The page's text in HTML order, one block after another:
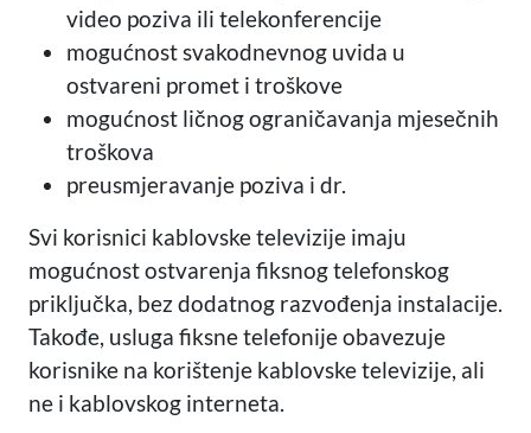
video poziva ili telekonferencije
mogućnost svakodnevnog uvida u
ostvareni promet i troškove
mogućnost ličnog ograničavanja mjesečnih
troškova
preusmjeravanje poziva i dr.
Svi korisnici kablovske televizije imaju
mogućnost ostvarenja fiksnog telefonskog
priključka, bez dodatnog razvođenja instalacije.
Takođe, usluga fiksne telefonije obavezuje
korisnike na korištenje kablovske televizije, ali
ne i kablovskog interneta.